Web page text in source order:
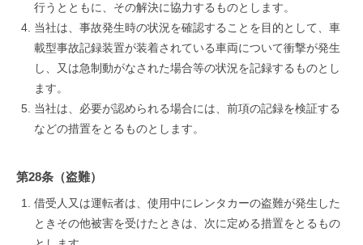
行うとともに、その解決に協力するものとします。
当社は、事故発生時の状況を確認することを目的として、車
載型事故記録装置が装着されている車両について衝撃が発生
し、又は急制動がなされた場合等の状況を記録するものとし
ます。
当社は、必要が認められる場合には、前項の記録を検証する
などの措置をとるものとします。
第28条（盗難）
借受人又は運転者は、使用中にレンタカーの盗難が発生した
ときその他被害を受けたときは、次に定める措置をとるもの